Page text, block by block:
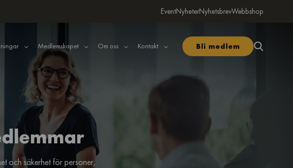
EventNyheterNyhetsbrevWebbshop
Medlemskapet Om oss Kontakt Bli medlem
och säkerhet för personer,